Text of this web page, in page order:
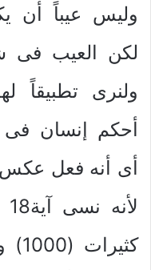
وليس عيباً أن
لكن العيب فى
ولنرى تطبيقاً
أحكم إنسان فى
أى أنه فعل عكس